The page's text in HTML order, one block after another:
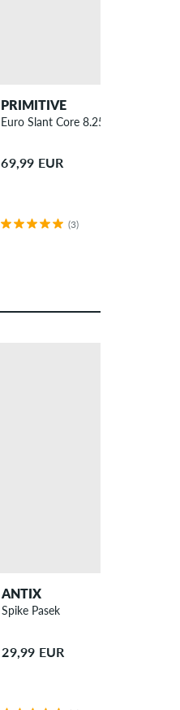
PRIMITIVE
Euro Slant Core 8.25" Deska do
69,99 EUR
(3)
ANTIX
Spike Pasek
29,99 EUR